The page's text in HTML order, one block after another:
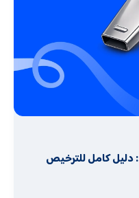
رسوم رخصة قيادة أبوظبي 2026: دليل كامل للترخيص